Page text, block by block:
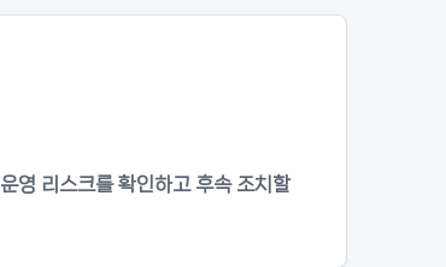
영 리스크를 확인하고 후속 조치할